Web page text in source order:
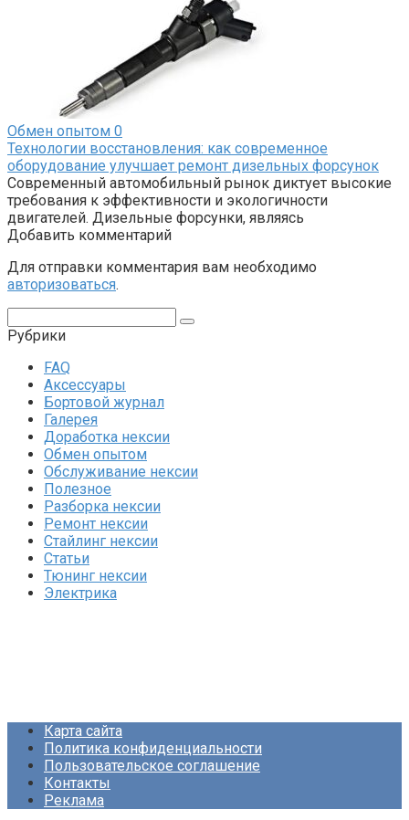
Обмен опытом 0
Технологии восстановления: как современное
оборудование улучшает ремонт дизельных форсунок
Современный автомобильный рынок диктует высокие
требования к эффективности и экологичности
двигателей. Дизельные форсунки, являясь
Добавить комментарий
Для отправки комментария вам необходимо
авторизоваться.
Рубрики
FAQ
Аксессуары
Бортовой журнал
Галерея
Доработка нексии
Обмен опытом
Обслуживание нексии
Полезное
Разборка нексии
Ремонт нексии
Стайлинг нексии
Статьи
Тюнинг нексии
Электрика
Карта сайта
Политика конфиденциальности
Пользовательское соглашение
Контакты
Реклама